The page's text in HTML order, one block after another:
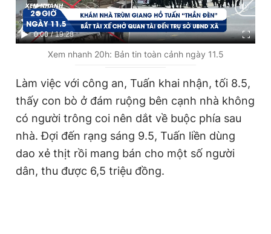
C
r
e
0:00 / D
u
a
t
19:28
Xem nhanh 20h: Bản tin toàn cảnh ngày 11.5
Làm việc với công an, Tuấn khai nhận, tối 8.5,
thấy con bò ở đám ruộng bên cạnh nhà không
có người trông coi nên dắt về buộc phía sau
nhà. Đợi đến rạng sáng 9.5, Tuấn liền dùng
dao xẻ thịt rồi mang bán cho một số người
dân, thu được 6,5 triệu đồng.